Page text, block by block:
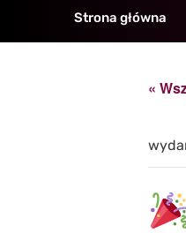
Strona główna
«